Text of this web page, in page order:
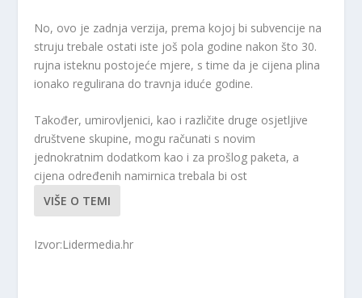
No, ovo je zadnja verzija, prema kojoj bi subvencije na
struju trebale ostati iste još pola godine nakon što 30.
rujna isteknu postojeće mjere, s time da je cijena plina
ionako regulirana do travnja iduće godine.
Također, umirovljenici, kao i različite druge osjetljive
društvene skupine, mogu računati s novim
jednokratnim dodatkom kao i za prošlog paketa, a
cijena određenih namirnica trebala bi ost
VIŠE O TEMI
Izvor:Lidermedia.hr